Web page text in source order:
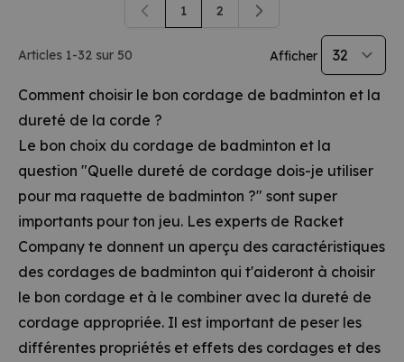
Articles 1-32 sur 50
Vous lisez actuellement la page
1 Page
2
Afficher
Comment choisir le bon cordage de badminton et la
dureté de la corde ?
Le bon choix du cordage de badminton et la
question "Quelle dureté de cordage dois-je utiliser
pour ma raquette de badminton ?" sont super
importants pour ton jeu. Les experts de Racket
Company te donnent un aperçu des caractéristiques
des cordages de badminton qui t'aideront à choisir
le bon cordage et à le combiner avec la dureté de
cordage appropriée. Il est important de peser les
différentes propriétés et effets des cordages et des